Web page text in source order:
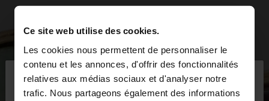
Ce site web utilise des cookies.
Les cookies nous permettent de personnaliser le
contenu et les annonces, d'offrir des fonctionnalités
relatives aux médias sociaux et d'analyser notre
trafic. Nous partageons également des informations
bonjour ×